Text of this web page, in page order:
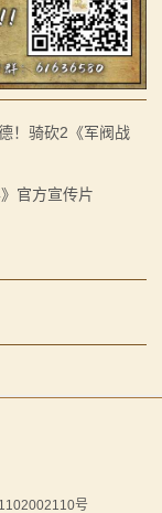
！骑砍2《军阀战
官方宣传片
号